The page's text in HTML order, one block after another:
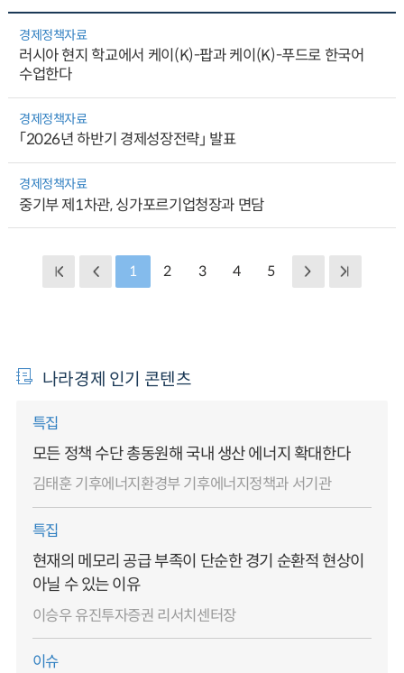
경제정책자료
러시아 현지 학교에서 케이(K)-팝과 케이(K)-푸드로 한국어
수업한다
경제정책자료
「2026년 하반기 경제성장전략」 발표
경제정책자료
중기부 제1차관, 싱가포르기업청장과 면담
1 2 3 4 5
나라경제 인기 콘텐츠
특집
모든 정책 수단 총동원해 국내 생산 에너지 확대한다
김태훈 기후에너지환경부 기후에너지정책과 서기관
특집
현재의 메모리 공급 부족이 단순한 경기 순환적 현상이
아닐 수 있는 이유
이승우 유진투자증권 리서치센터장
이슈